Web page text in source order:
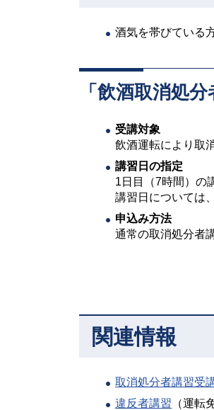
酒気を帯びている
「飲酒取消処
受講対象
飲酒運転により取
講習日の指定
1日目（7時間）の
講習日については
申込み方法
通常の取消処分者
関連情報
取消処分者講習受
違反者講習 （運転